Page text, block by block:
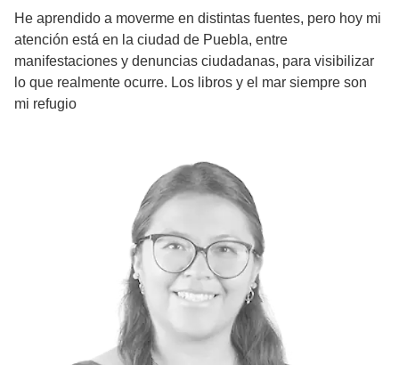
He aprendido a moverme en distintas fuentes, pero hoy mi
atención está en la ciudad de Puebla, entre
manifestaciones y denuncias ciudadanas, para visibilizar
lo que realmente ocurre. Los libros y el mar siempre son
mi refugio